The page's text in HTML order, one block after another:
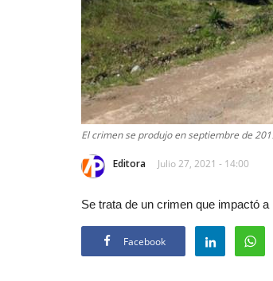
El crimen se produjo en septiembre de
Editora Julio 27, 2021 - 14:00
Se trata de un crimen que impactó
Facebook